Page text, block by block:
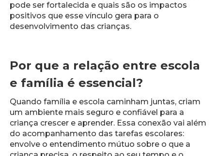
pode ser fortalecida e quais são os impactos
positivos que esse vínculo gera para o
desenvolvimento das crianças.
Por que a relação entre escola
e família é essencial?
Quando família e escola caminham juntas, criam
um ambiente mais seguro e confiável para a
criança crescer e aprender. Essa conexão vai além
do acompanhamento das tarefas escolares:
envolve o entendimento mútuo sobre o que a